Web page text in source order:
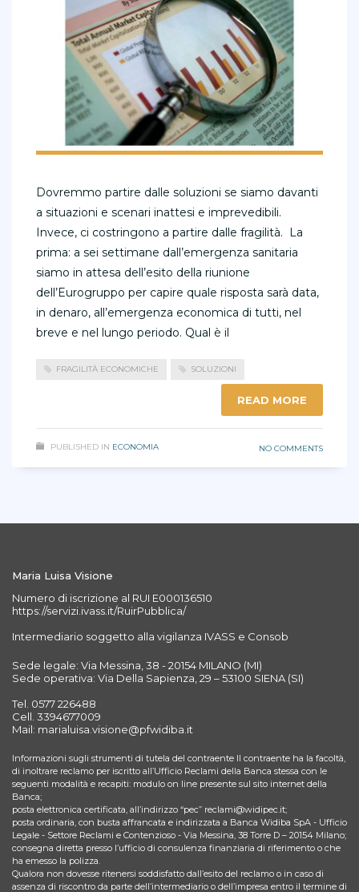
Dovremmo partire dalle soluzioni se siamo davanti
a situazioni e scenari inattesi e imprevedibili.
Invece, ci costringono a partire dalle fragilità. La
prima: a sei settimane dall’emergenza sanitaria
siamo in attesa dell’esito della riunione
dell’Eurogruppo per capire quale risposta sarà data,
in denaro, all’emergenza economica di tutti, nel
breve e nel lungo periodo. Qual è il
FRAGILITÀ ECONOMICHE SOLUZIONI
READ MORE
PUBLISHED IN ECONOMIA NO COMMENTS
Maria Luisa Visione
Numero di iscrizione al RUI E000136510
https://servizi.ivass.it/RuirPubblica/
Intermediario soggetto alla vigilanza IVASS e Consob
Sede legale: Via Messina, 38 - 20154 MILANO (MI)
Sede operativa: Via Della Sapienza, 29 – 53100 SIENA (SI)
Tel. 0577 226488
Cell. 3394677009
Mail: marialuisa.visione@pfwidiba.it
Informazioni sugli strumenti di tutela del contraente Il contraente ha la facoltà,
di inoltrare reclamo per iscritto all’Ufficio Reclami della Banca stessa con le
seguenti modalità e recapiti: modulo on line presente sul sito internet della
Banca;
posta elettronica certificata, all’indirizzo “pec” reclami@widipec.it;
posta ordinaria, con busta affrancata e indirizzata a Banca Widiba SpA - Ufficio
Legale - Settore Reclami e Contenzioso - Via Messina, 38 Torre D – 20154 Milano;
consegna diretta presso l’ufficio di consulenza finanziaria di riferimento o che
ha emesso la polizza.
Qualora non dovesse ritenersi soddisfatto dall’esito del reclamo o in caso di
assenza di riscontro da parte dell’intermediario o dell’impresa entro il termine di